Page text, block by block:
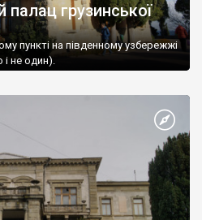
грузинської
пункті на південному узбережжі
і не один).